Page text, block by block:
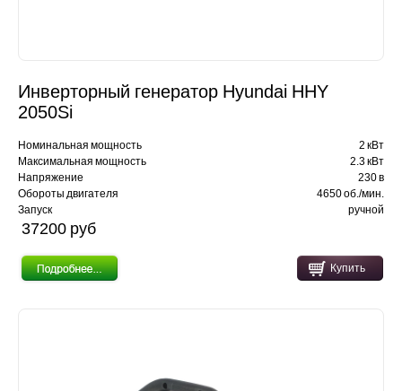
Инверторный генератор Hyundai HHY
2050Si
Номинальная мощность
2 кВт
Максимальная мощность
2.3 кВт
Напряжение
230 в
Обороты двигателя
4650 об./мин.
Запуск
ручной
37200 pуб
Купить